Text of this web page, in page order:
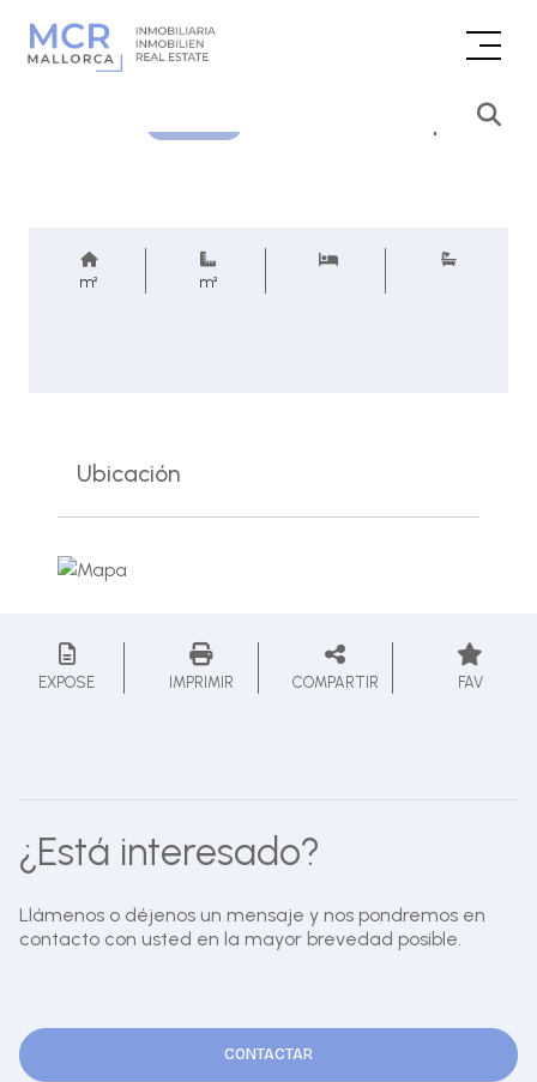
Consultar precio
m² m²
Ubicación
EXPOSE IMPRIMIR COMPARTIR FAV
¿Está interesado?
Llámenos o déjenos un mensaje y nos pondremos en
contacto con usted en la mayor brevedad posible.
CONTACTAR